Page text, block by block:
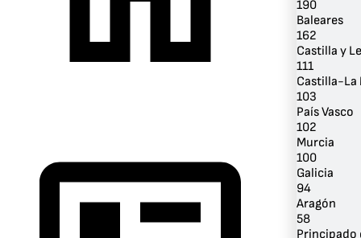
190
Baleares
162
Castilla y
111
Castilla-La
103
País Vasco
102
Murcia
100
Galicia
94
Aragón
58
Principado